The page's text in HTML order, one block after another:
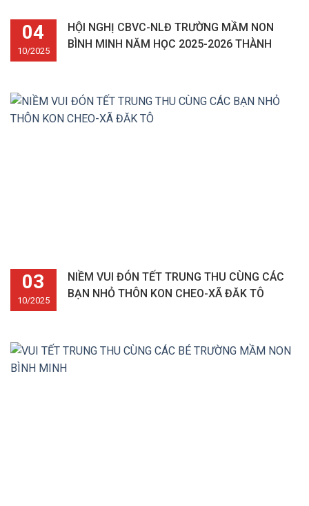
04
10/2025
HỘI NGHỊ CBVC-NLĐ TRƯỜNG MẦM NON
BÌNH MINH NĂM HỌC 2025-2026 THÀNH
03
10/2025
NIỀM VUI ĐÓN TẾT TRUNG THU CÙNG CÁC
BẠN NHỎ THÔN KON CHEO-XÃ ĐĂK TÔ